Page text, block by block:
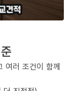
여러 조건이 함께